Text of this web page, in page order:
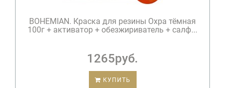
BOHEMIAN. Краска для резины Охра тёмная
100г + активатор + обезжириватель + салф...
1265руб.
КУПИТЬ